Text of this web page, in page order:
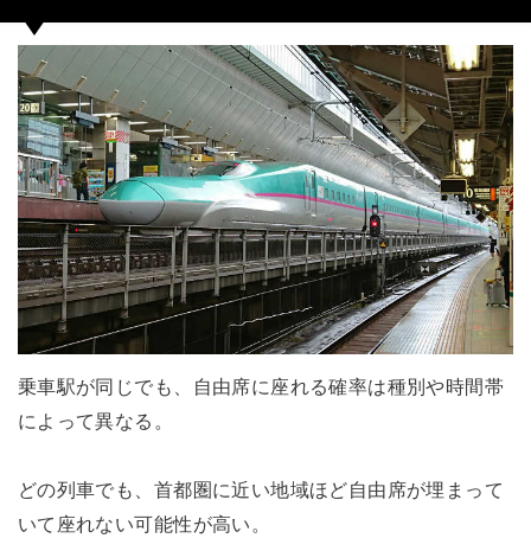
乗車駅が同じでも、自由席に座れる確率は種別や時間帯
によって異なる。
どの列車でも、首都圏に近い地域ほど自由席が埋まって
いて座れない可能性が高い。